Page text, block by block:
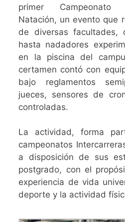
primer Campeonato
Natación, un evento que
de diversas facultades,
hasta nadadores
en la piscina del
certamen contó con
bajo reglamentos
jueces, sensores de
controladas.
La actividad, forma
campeonatos
a disposición de sus
postgrado, con el
experiencia de vida
deporte y la actividad